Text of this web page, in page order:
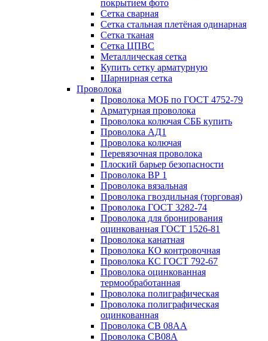
покрытием фото
Сетка сварная
Сетка стальная плетёная одинарная
Сетка тканая
Сетка ЦПВС
Металлическая сетка
Купить сетку арматурную
Шарнирная сетка
Проволока
Проволока МОБ по ГОСТ 4752-79
Арматурная проволока
Проволока колючая СББ купить
Проволока АД1
Проволока колючая
Перевязочная проволока
Плоский барьер безопасности
Проволока ВР 1
Проволока вязальная
Проволока гвоздильная (торговая)
Проволока ГОСТ 3282-74
Проволока для бронирования
оцинкованная ГОСТ 1526-81
Проволока канатная
Проволока КО контровочная
Проволока КС ГОСТ 792-67
Проволока оцинкованная
термообработанная
Проволока полиграфическая
Проволока полиграфическая
оцинкованная
Проволока СВ 08АА
Проволока СВ08А